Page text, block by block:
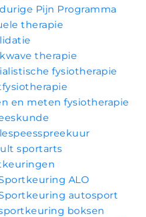
Pijn Programma
therapie
therapie
fysiotherapie
en meten fysiotherapie
sportarts
ALO
autosport
boksen